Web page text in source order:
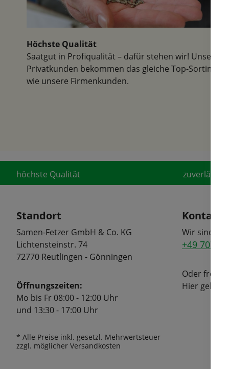
Höchste Qualität
Saatgut in Profiqualität – dafür stehen wir! Unsere
Privatkunden bekommen das gleiche Top-Sortiment
wie unsere Firmenkunden.
höchste Qualität
Standort
Samen-Fetzer GmbH & Co. KG
Lichtensteinstr. 74
72770 Reutlingen - Gönningen
Öffnungszeiten:
Mo bis Fr 08:00 - 12:00 Uhr
und 13:30 - 17:00 Uhr
* Alle Preise inkl. gesetzl. Mehrwertsteuer
zzgl. möglicher Versandkosten
Kontakt
Wir sind
+49 7072
Oder
Hier geht's